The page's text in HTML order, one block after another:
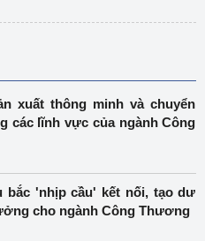
xuất thông minh và chuyển
các lĩnh vực của ngành Công
bắc 'nhịp cầu' kết nối, tạo dư
cho ngành Công Thương